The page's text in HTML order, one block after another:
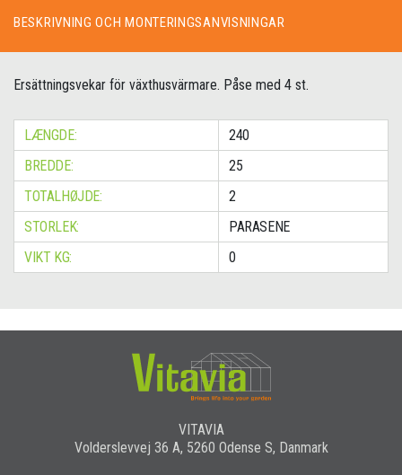
BESKRIVNING OCH MONTERINGSANVISNINGAR
Ersättningsvekar för växthusvärmare. Påse med 4 st.
LÆNGDE:
240
BREDDE:
25
TOTALHØJDE:
2
STORLEK:
PARASENE
VIKT KG:
0
VITAVIA
Volderslevvej 36 A, 5260 Odense S, Danmark